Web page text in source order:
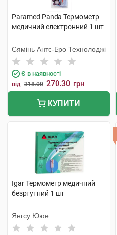
Paramed Panda Термометр
медичний електронний 1 шт
Сямінь Антс-Бро Технолоджі
Є в наявності
від 318.00 270.30 грн
КУПИТИ
Igar Термометр медичний
безртутний 1 шт
Янгсу Ююе